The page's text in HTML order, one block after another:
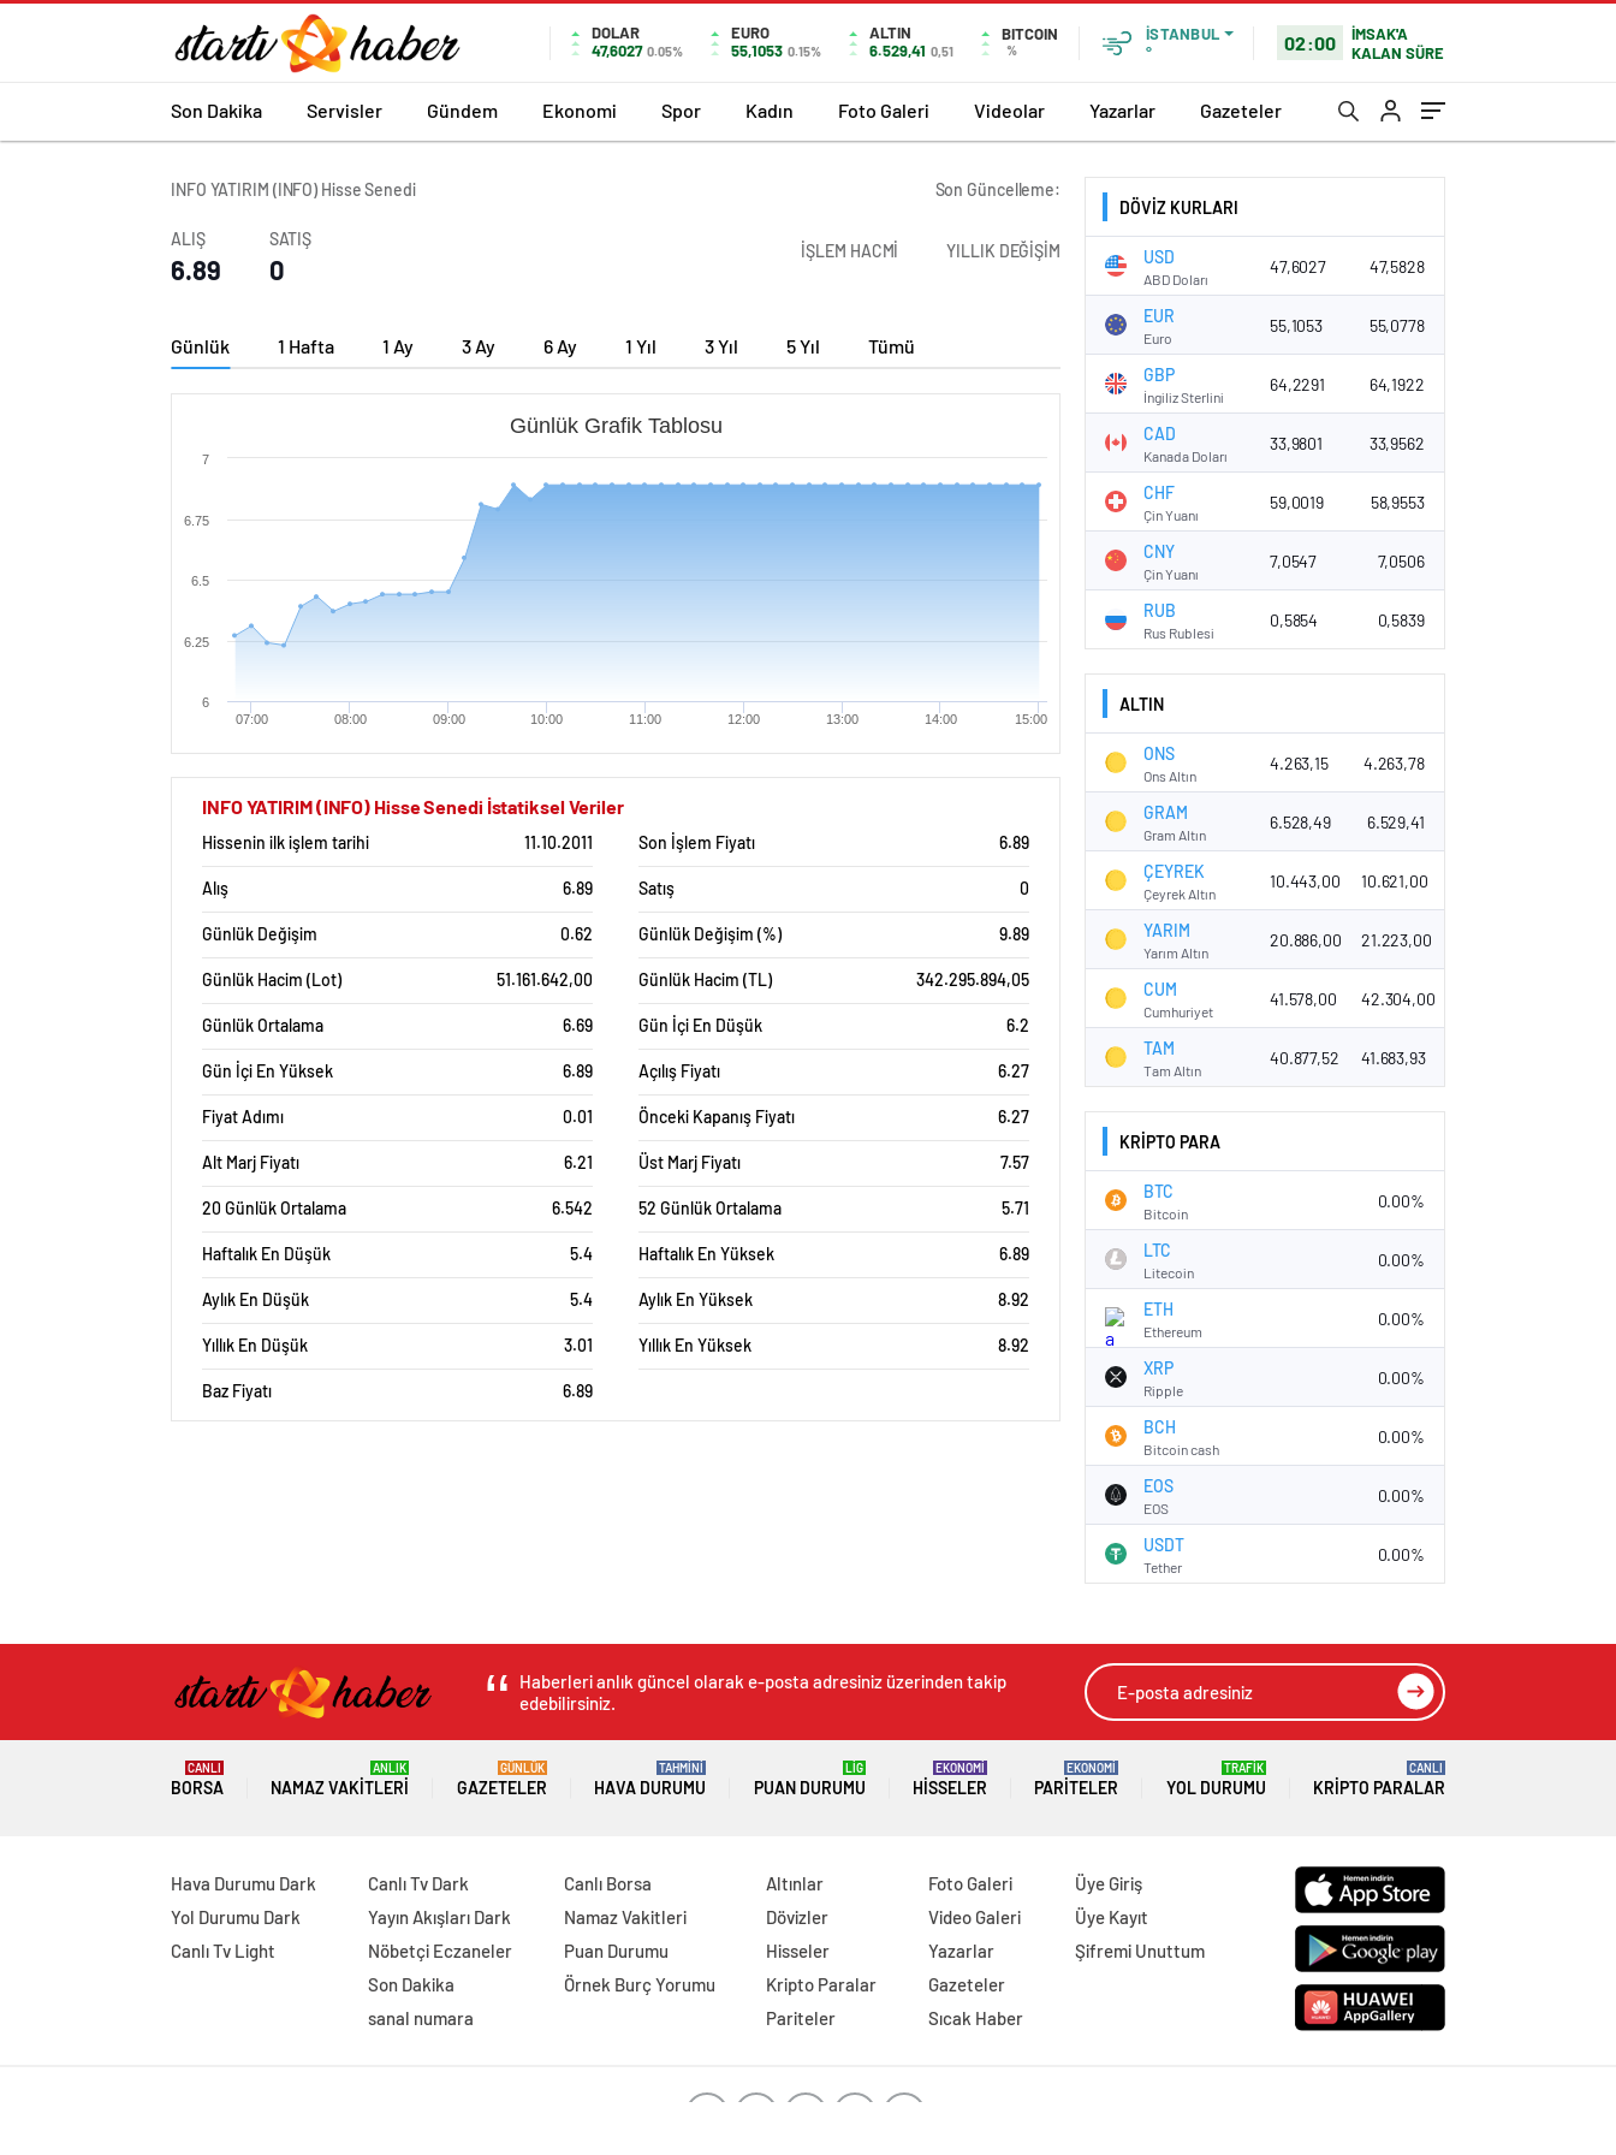
DOLAR
47,6027 0.05%
EURO
55,1053 0.15%
ALTIN
6.529,41 0,51
BITCOIN
%
İSTANBUL
°
02:00
İMSAK'A
KALAN SÜRE
Son Dakika Servisler Gündem Ekonomi Spor Kadın Foto Galeri Videolar Yazarlar Gazeteler
INFO YATIRIM (INFO) Hisse Senedi Son Güncelleme:
ALIŞ
6.89
SATIŞ
0
İŞLEM HACMİ YILLIK DEĞİŞİM
Günlük 1 Hafta 1 Ay 3 Ay 6 Ay 1 Yıl 3 Yıl 5 Yıl Tümü
Günlük Grafik Tablosu
07:00 08:00 09:00 10:00 11:00 12:00 13:00 14:00 15:00
6
6.25
6.5
6.75
7
INFO YATIRIM (INFO) Hisse Senedi İstatiksel Veriler
Hissenin ilk işlem tarihi 11.10.2011 Son İşlem Fiyatı 6.89
Alış 6.89 Satış 0
Günlük Değişim 0.62 Günlük Değişim (%) 9.89
Günlük Hacim (Lot) 51.161.642,00 Günlük Hacim (TL) 342.295.894,05
Günlük Ortalama 6.69 Gün İçi En Düşük 6.2
Gün İçi En Yüksek 6.89 Açılış Fiyatı 6.27
Fiyat Adımı 0.01 Önceki Kapanış Fiyatı 6.27
Alt Marj Fiyatı 6.21 Üst Marj Fiyatı 7.57
20 Günlük Ortalama 6.542 52 Günlük Ortalama 5.71
Haftalık En Düşük 5.4 Haftalık En Yüksek 6.89
Aylık En Düşük 5.4 Aylık En Yüksek 8.92
Yıllık En Düşük 3.01 Yıllık En Yüksek 8.92
Baz Fiyatı 6.89
DÖVİZ KURLARI
USD
ABD Doları
47,6027 47,5828
EUR
Euro
55,1053 55,0778
GBP
İngiliz Sterlini
64,2291 64,1922
CAD
Kanada Doları
33,9801 33,9562
CHF
Çin Yuanı
59,0019 58,9553
CNY
Çin Yuanı
7,0547 7,0506
RUB
Rus Rublesi
0,5854 0,5839
ALTIN
ONS
Ons Altın
4.263,15 4.263,78
GRAM
Gram Altın
6.528,49 6.529,41
ÇEYREK
Çeyrek Altın
10.443,00 10.621,00
YARIM
Yarım Altın
20.886,00 21.223,00
CUM
Cumhuriyet
41.578,00 42.304,00
TAM
Tam Altın
40.877,52 41.683,93
KRİPTO PARA
BTC
Bitcoin
0.00%
LTC
Litecoin
0.00%
ETH
Ethereum
0.00%
XRP
Ripple
0.00%
BCH
Bitcoin cash
0.00%
EOS
EOS
0.00%
USDT
Tether
0.00%
Haberleri anlık güncel olarak e-posta adresiniz üzerinden takip
edebilirsiniz.
BORSA
CANLI
NAMAZ VAKITLERI
ANLIK
GAZETELER
GÜNLÜK
HAVA DURUMU
TAHMİNİ
PUAN DURUMU
LİG
HISSELER
EKONOMİ
PARITELER
EKONOMİ
YOL DURUMU
TRAFİK
KRIPTO PARALAR
CANLI
Hava Durumu Dark
Yol Durumu Dark
Canlı Tv Light
Canlı Tv Dark
Yayın Akışları Dark
Nöbetçi Eczaneler
Son Dakika
sanal numara
Canlı Borsa
Namaz Vakitleri
Puan Durumu
Örnek Burç Yorumu
Altınlar
Dövizler
Hisseler
Kripto Paralar
Pariteler
Foto Galeri
Video Galeri
Yazarlar
Gazeteler
Sıcak Haber
Üye Giriş
Üye Kayıt
Şifremi Unuttum